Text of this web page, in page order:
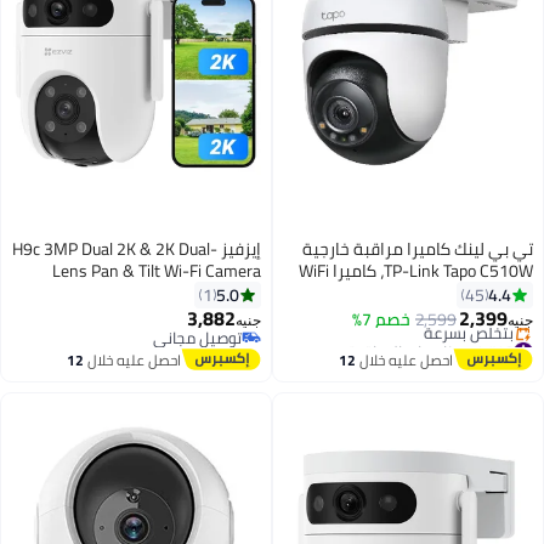
تي بي لينك كاميرا مراقبة خارجية
TP-Link Tapo C510W، كاميرا WiFi
مقاومة للماء، تتبع ذكي للحركة،
صوت ثنائي الاتجاه
4.4
45
جنيه2,399
2,599خصم 7%
#40 في كاميرات المراقبة
توصيل مجاني
بتخلّص بسرعة
احصل عليه خلال12
إيزفيز H9c 3MP Dual 2K & 2K Dual-
Lens Pan & Tilt Wi-Fi Camera
5.0
1
جنيه3,882
توصيل مجاني
توصيل مجانياحصل عليه خلال12